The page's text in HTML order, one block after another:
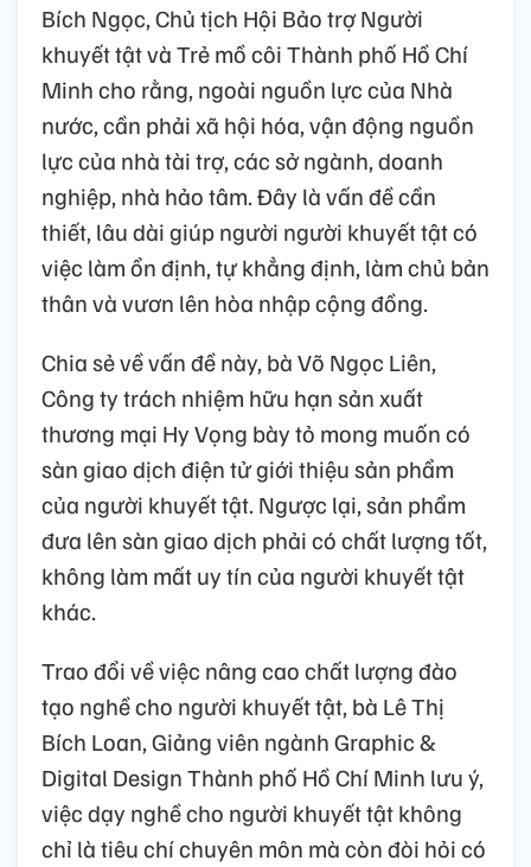
Bích Ngọc, Chủ tịch Hội Bảo trợ Người
khuyết tật và Trẻ mồ côi Thành phố Hồ Chí
Minh cho rằng, ngoài nguồn lực của Nhà
nước, cần phải xã hội hóa, vận động nguồn
lực của nhà tài trợ, các sở ngành, doanh
nghiệp, nhà hảo tâm. Đây là vấn đề cần
thiết, lâu dài giúp người người khuyết tật có
việc làm ổn định, tự khẳng định, làm chủ bản
thân và vươn lên hòa nhập cộng đồng.
Chia sẻ về vấn đề này, bà Võ Ngọc Liên,
Công ty trách nhiệm hữu hạn sản xuất
thương mại Hy Vọng bày tỏ mong muốn có
sàn giao dịch điện tử giới thiệu sản phẩm
của người khuyết tật. Ngược lại, sản phẩm
đưa lên sàn giao dịch phải có chất lượng tốt,
không làm mất uy tín của người khuyết tật
khác.
Trao đổi về việc nâng cao chất lượng đào
tạo nghề cho người khuyết tật, bà Lê Thị
Bích Loan, Giảng viên ngành Graphic &
Digital Design Thành phố Hồ Chí Minh lưu ý,
việc dạy nghề cho người khuyết tật không
chỉ là tiêu chí chuyên môn mà còn đòi hỏi có